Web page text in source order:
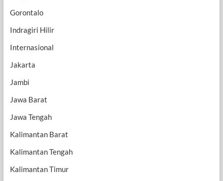
Gorontalo
Indragiri Hilir
Internasional
Jakarta
Jambi
Jawa Barat
Jawa Tengah
Kalimantan Barat
Kalimantan Tengah
Kalimantan Timur